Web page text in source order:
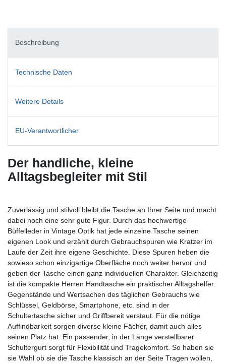
Beschreibung
Technische Daten
Weitere Details
EU-Verantwortlicher
Der handliche, kleine
Alltagsbegleiter mit Stil
Zuverlässig und stilvoll bleibt die Tasche an Ihrer Seite und macht
dabei noch eine sehr gute Figur. Durch das hochwertige
Büffelleder in Vintage Optik hat jede einzelne Tasche seinen
eigenen Look und erzählt durch Gebrauchspuren wie Kratzer im
Laufe der Zeit ihre eigene Geschichte. Diese Spuren heben die
sowieso schon einzigartige Oberfläche noch weiter hervor und
geben der Tasche einen ganz individuellen Charakter. Gleichzeitig
ist die kompakte Herren Handtasche ein praktischer Alltagshelfer.
Gegenstände und Wertsachen des täglichen Gebrauchs wie
Schlüssel, Geldbörse, Smartphone, etc. sind in der
Schultertasche sicher und Griffbereit verstaut. Für die nötige
Auffindbarkeit sorgen diverse kleine Fächer, damit auch alles
seinen Platz hat. Ein passender, in der Länge verstellbarer
Schultergurt sorgt für Flexibilität und Tragekomfort. So haben sie
sie Wahl ob sie die Tasche klassisch an der Seite Tragen wollen,